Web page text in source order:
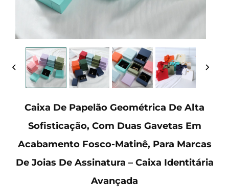
Caixa De Papelão Geométrica De Alta
Sofisticação, Com Duas Gavetas Em
Acabamento Fosco-Matinê, Para Marcas
De Joias De Assinatura – Caixa Identitária
Avançada